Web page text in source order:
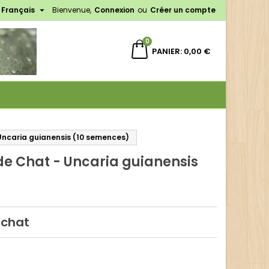
Bienvenue, Connexion ou Créer un compte
Français 
PANIER
0
0,00 €
guianensis (10 semences)
Chat - Uncaria guianensis